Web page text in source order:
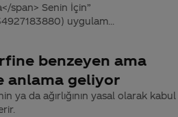
span> Senin İçin”
uygulam...
benzeyen ama
anlama geliyor
ya da ağırlığının yasal olarak kabul